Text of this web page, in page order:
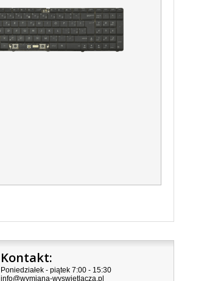
Kontakt:
Poniedziałek - piątek 7:00 - 15:30
info@wymiana-wyswietlacza.pl